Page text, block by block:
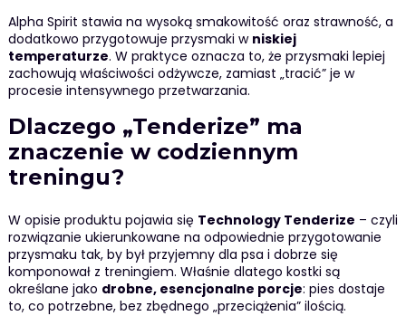
Alpha Spirit stawia na wysoką smakowitość oraz strawność, a
dodatkowo przygotowuje przysmaki w niskiej
temperaturze. W praktyce oznacza to, że przysmaki lepiej
zachowują właściwości odżywcze, zamiast „tracić” je w
procesie intensywnego przetwarzania.
Dlaczego „Tenderize” ma
znaczenie w codziennym
treningu?
W opisie produktu pojawia się Technology Tenderize – czyli
rozwiązanie ukierunkowane na odpowiednie przygotowanie
przysmaku tak, by był przyjemny dla psa i dobrze się
komponował z treningiem. Właśnie dlatego kostki są
określane jako drobne, esencjonalne porcje: pies dostaje
to, co potrzebne, bez zbędnego „przeciążenia” ilością.